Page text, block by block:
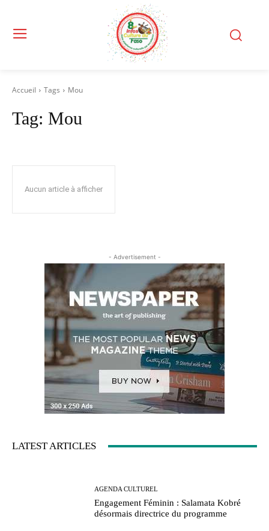
Accueil Tags Mou
Tag: Mou
Aucun article à afficher
- Advertisement -
LATEST ARTICLES
AGENDA CULTUREL
Engagement Féminin : Salamata Kobré
désormais directrice du programme